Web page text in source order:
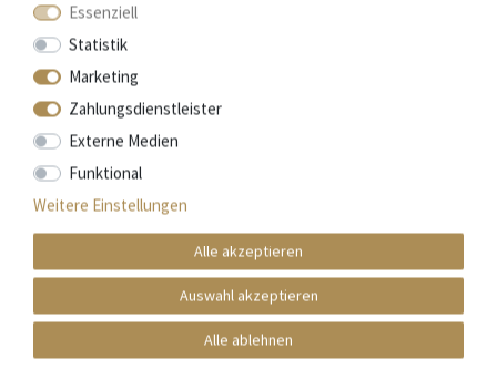
48,00 € *
*inkl. ges. MwSt.zzgl.Versandkosten
Essenziell
Statistik
Marketing
Zahlungsdienstleister
Externe Medien
Funktional
Weitere Einstellungen
Alle akzeptieren
Auswahl akzeptieren
Alle ablehnen